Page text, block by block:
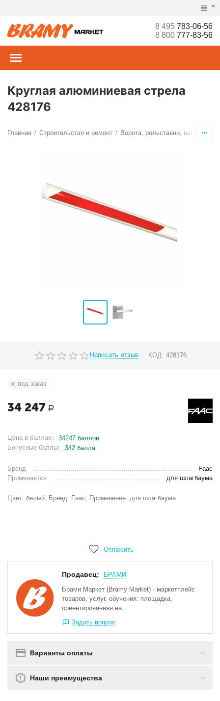
8 495783-06-56
8 800777-83-56
Круглая алюминиевая стрела
428176
Главная / Строительство и ремонт / Ворота, рольставни,
Написать отзыв КОД: 428176
под заказ
34 247 Р
Цена в баллах:
34247 баллов
Бонусные баллы:
342 балла
Бренд
Faac
Применяется
для шлагбаума
Цвет: белый; Бренд: Faac; Применение: для шлагбаума
Отложить
Продавец:
БРАМИ
Брами Маркет (Bramy Market) - маркетплейс
товаров, услуг, обучения: площадка,
ориентированная на...
Задать вопрос
Варианты оплаты
Наши преимущества